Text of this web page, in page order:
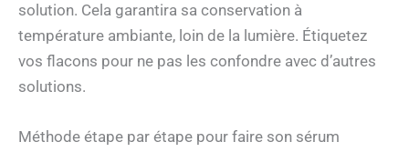
solution. Cela garantira sa conservation à
température ambiante, loin de la lumière. Étiquetez
vos flacons pour ne pas les confondre avec d’autres
solutions.
Méthode étape par étape pour faire son sérum